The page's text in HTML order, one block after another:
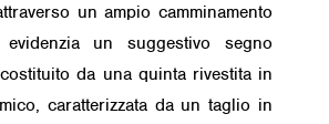
un ampio camminamento
un suggestivo segno
da una quinta rivestita in
caratterizzata da un taglio in